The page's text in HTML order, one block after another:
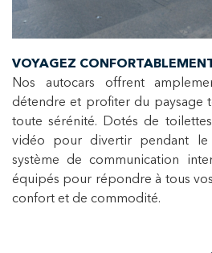
VOYAGEZ
Nos autocars offrent
détendre et profiter du paysage
toute sérénité. Dotés de
vidéo pour divertir pendant
système de communication
équipés pour répondre à tous
confort et de commodité.